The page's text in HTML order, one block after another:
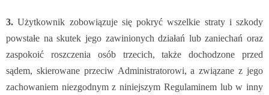
3.Użytkownik zobowiązuje się pokryć wszelkie straty i szkody
powstałe na skutek jego zawinionych działań lub zaniechań oraz
zaspokoić roszczenia osób trzecich, także dochodzone przed
sądem, skierowane przeciw Administratorowi, a związane z jego
zachowaniem niezgodnym z niniejszym Regulaminem lub w inny